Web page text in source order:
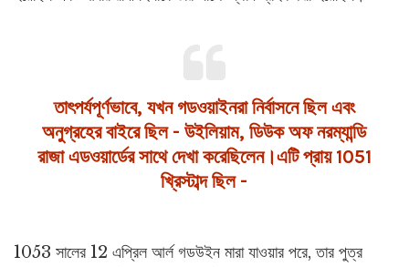
তাৎপর্যপূর্ণভাবে, যখন গডওয়াইনরা নির্বাসনে ছিল এবং
অনুগ্রহের বাইরে ছিল - উইলিয়াম, ডিউক অফ নরম্যান্ডি
রাজা এডওয়ার্ডের সাথে দেখা করেছিলেন।এটি প্রায় 1051
খ্রিস্টাব্দ ছিল -
1053 সালের 12 এপ্রিল আর্ল গডউইন মারা যাওয়ার পরে, তার পুত্র